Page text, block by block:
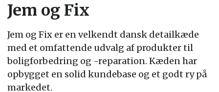
Jem og Fix
Jem og Fix er en velkendt dansk detailkæde
med et omfattende udvalg af produkter til
boligforbedring og -reparation. Kæden har
opbygget en solid kundebase og et godt ry på
markedet.